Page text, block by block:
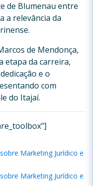
de Blumenau entre
a relevância da
de Mendonça,
etapa da carreira,
e o
com
do Itajaí.
Marketing Jurídico e
Marketing Jurídico e